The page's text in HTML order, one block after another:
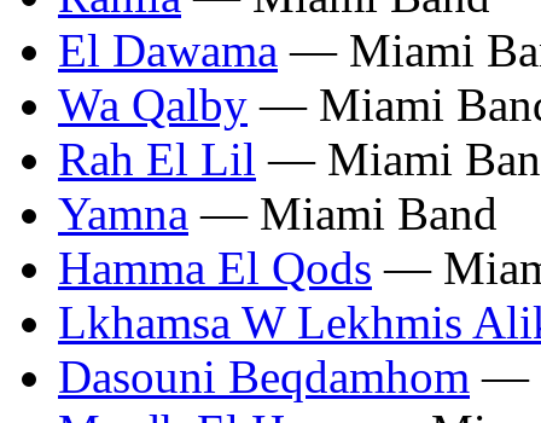
El Dawama — Miami
Wa Qalby — Miami
Rah El Lil — Miami
Yamna — Miami Band
Hamma El Qods —
Lkhamsa W Lekhmis
Dasouni Beqdamhom —